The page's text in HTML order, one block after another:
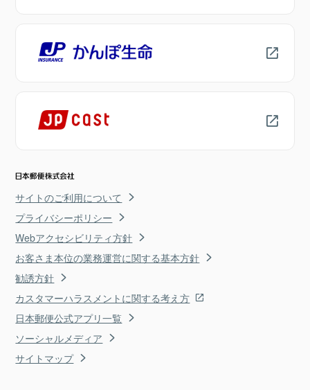
サイトのご利用について
プライバシーポリシー
Webアクセシビリティ方針
お客さま本位の業務運営に関する基本方針
勧誘方針
カスタマーハラスメントに関する考え方
日本郵便公式アプリ一覧
ソーシャルメディア
サイトマップ